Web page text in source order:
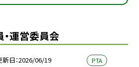
運営委員会
新日 2026/06/19 PTA